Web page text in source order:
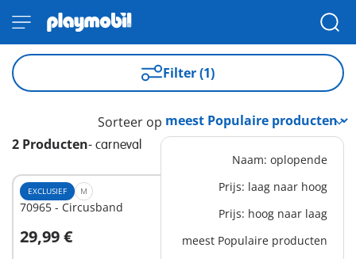
Filter (1)
2 Producten- carneval
Sorteer op
Naam: oplopende
Prijs: laag naar hoog
Prijs: hoog naar laag
meest Populaire producten
EXCLUSIEF M
70965 - Circusband
29,99 €
In winkelwagen
EXCLUSIEF S
70969 - Goochelaar
17,99 €
In winkelwagen